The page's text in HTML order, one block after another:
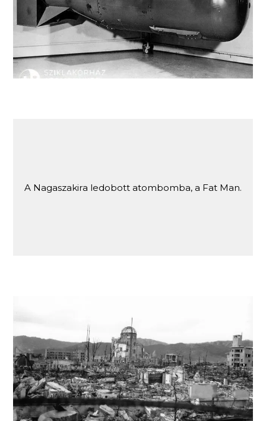
A Hirosimára ledobott atombomba, a Little Boy.
A Nagaszakira ledobott atombomba, a Fat Man.
Hirosima látképe az atomtámadást követően.
Középen az Ipari Kiállítási Csarnok romjai.